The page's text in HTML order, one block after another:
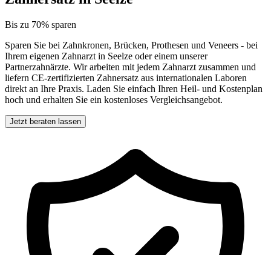
Bis zu 70% sparen
Sparen Sie bei Zahnkronen, Brücken, Prothesen und Veneers - bei
Ihrem eigenen Zahnarzt in Seelze oder einem unserer
Partnerzahnärzte. Wir arbeiten mit jedem Zahnarzt zusammen und
liefern CE-zertifizierten Zahnersatz aus internationalen Laboren
direkt an Ihre Praxis. Laden Sie einfach Ihren Heil- und Kostenplan
hoch und erhalten Sie ein kostenloses Vergleichsangebot.
Jetzt beraten lassen